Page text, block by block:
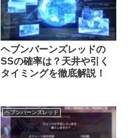
ヘブンバーンズレッドの
SSの確率は？天井や引く
タイミングを徹底解説！
ヘブンバーンズレッド